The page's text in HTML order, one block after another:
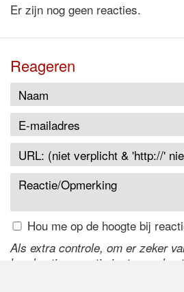
Er zijn nog geen reacties.
Reageren
Hou me op de hoogte bij
Als extra controle, om er zeker
handmatige reactie is, typ